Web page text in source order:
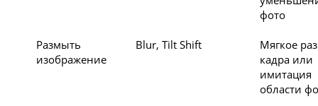
фото
Размыть
изображение
Blur, Tilt Shift
Мягкое
кадра или
имитация
области